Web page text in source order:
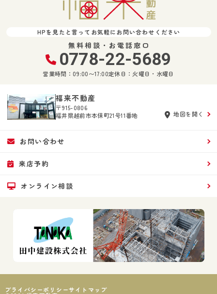
HPを見たと言ってお気軽にお問い合わせください
無料相談・お電話窓口
0778-22-5689
営業時間：09:00〜17:00定休日：火曜日・水曜日
福来不動産
〒915-0806
福井県越前市本保町21号11番地
地図を開く
お問い合わせ
来店予約
オンライン相談
プライバシーポリシーサイトマップ